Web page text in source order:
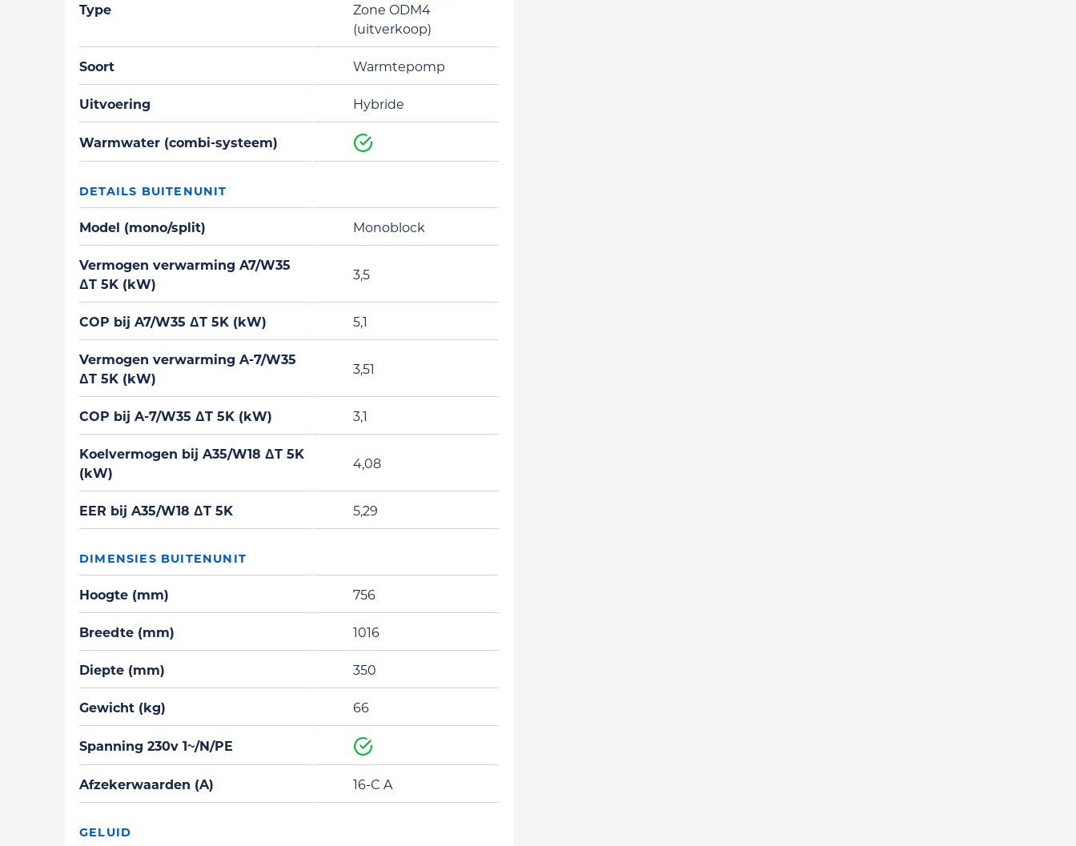
Type
Zone ODM4
(uitverkoop)
Soort Warmtepomp
Uitvoering Hybride
Warmwater (combi-systeem)
DETAILS BUITENUNIT
Model (mono/split) Monoblock
Vermogen verwarming A7/W35
ΔT 5K (kW)
3,5
COP bij A7/W35 ΔT 5K (kW) 5,1
Vermogen verwarming A-7/W35
ΔT 5K (kW)
3,51
COP bij A-7/W35 ΔT 5K (kW) 3,1
Koelvermogen bij A35/W18 ΔT 5K
(kW)
4,08
EER bij A35/W18 ΔT 5K 5,29
DIMENSIES BUITENUNIT
Hoogte (mm) 756
Breedte (mm) 1016
Diepte (mm) 350
Gewicht (kg) 66
Spanning 230v 1~/N/PE
Afzekerwaarden (A) 16-C A
GELUID